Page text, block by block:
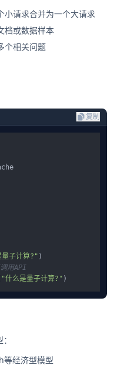
小请求合并为一个大请求
档或数据样本
个相关问题
复制
量子计算?"
用API
"什么是量子计算?"
等经济型模型